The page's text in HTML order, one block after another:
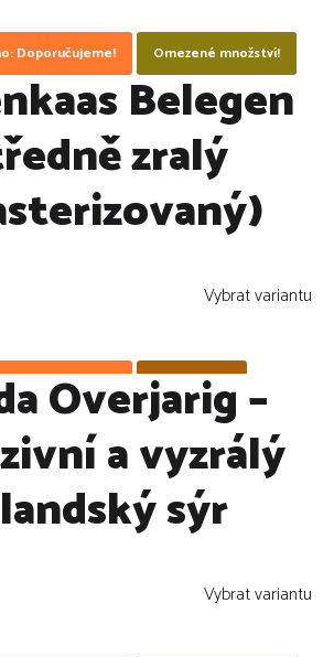
Doporučujeme!
Omezené množství!
Belegen
zralý
Vybrat variantu
Doporučujeme! ZLEVNĚNO !
Overjarig –
a vyzrálý
sýr
Vybrat variantu